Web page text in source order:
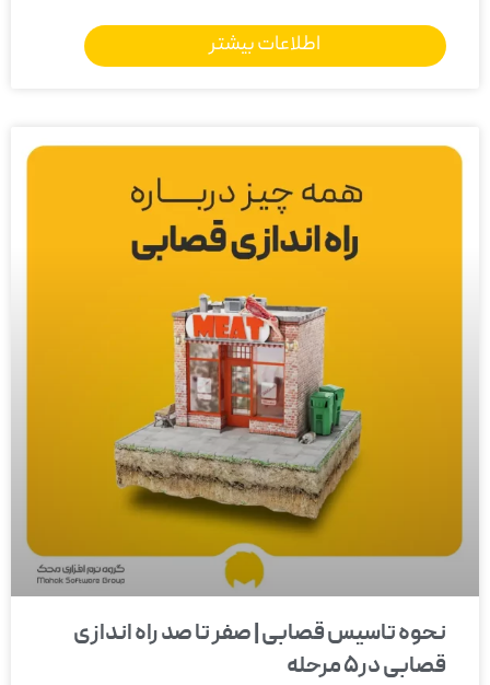
اطلاعات بیشتر
نحوه تاسیس قصابی | صفر تا صد راه اندازی
قصابی در5 مرحله